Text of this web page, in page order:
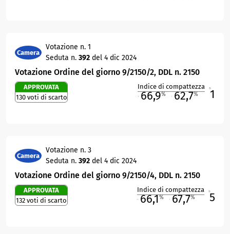
Camera
Votazione n. 1
Seduta n. 392 del 4 dic 2024
Votazione Ordine del giorno 9/2150/2, DDL n. 2150
APPROVATA
130 voti di scarto
Indice di compattezza
66,9% 62,7% 1
Camera
Votazione n. 3
Seduta n. 392 del 4 dic 2024
Votazione Ordine del giorno 9/2150/4, DDL n. 2150
APPROVATA
132 voti di scarto
Indice di compattezza
66,1% 67,7% 5